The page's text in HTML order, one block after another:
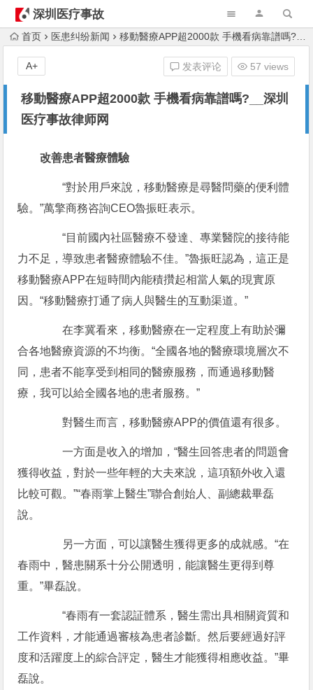
深圳医疗事故
律师
首页 医患纠纷新闻 移動醫療APP超2000款 手機看病靠譜嗎?__深圳医疗事故律师网
移動醫療APP超2000款 手機看病靠譜嗎?__深圳
医疗事故律师网
发表评论 57 views
A+
改善患者醫療體驗
“對於用戶來說，移動醫療是尋醫問藥的便利體
驗。”萬擎商務咨詢CEO魯振旺表示。
“目前國內社區醫療不發達、專業醫院的接待能
力不足，導致患者醫療體驗不佳。”魯振旺認為，這正是
移動醫療APP在短時間內能積攢起相當人氣的現實原
因。“移動醫療打通了病人與醫生的互動渠道。”
在李冀看來，移動醫療在一定程度上有助於彌
合各地醫療資源的不均衡。“全國各地的醫療環境層次不
同，患者不能享受到相同的醫療服務，而通過移動醫
療，我可以給全國各地的患者服務。”
對醫生而言，移動醫療APP的價值還有很多。
一方面是收入的增加，“醫生回答患者的問題會
獲得收益，對於一些年輕的大夫來說，這項額外收入還
比較可觀。”“春雨掌上醫生”聯合創始人、副總裁畢磊
說。
另一方面，可以讓醫生獲得更多的成就感。“在
春雨中，醫患關系十分公開透明，能讓醫生更得到尊
重。”畢磊說。
“春雨有一套認証體系，醫生需出具相關資質和
工作資料，才能通過審核為患者診斷。然后要經過好評
度和活躍度上的綜合評定，醫生才能獲得相應收益。”畢
磊說。